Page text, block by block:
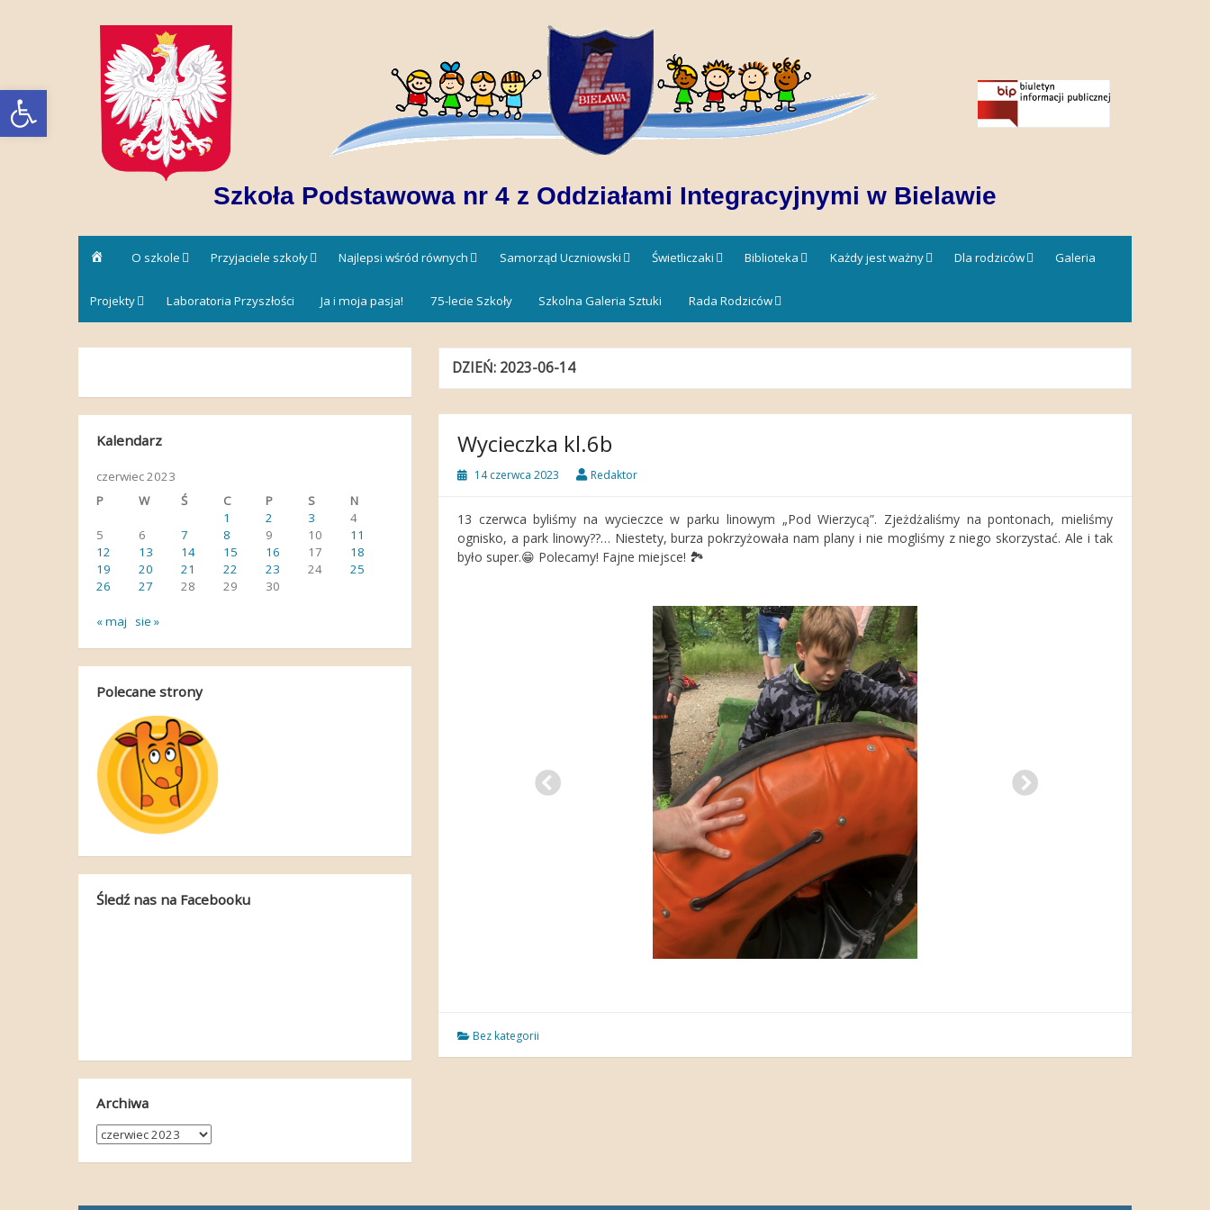
Open toolbar
Szkoła Podstawowa nr 4 z Oddziałami Integracyjnymi w Bielawie
Strona
główna
O szkole Przyjaciele szkoły Najlepsi wśród równych Samorząd Uczniowski Świetliczaki Biblioteka Każdy jest ważny Dla rodziców Galeria
Projekty Laboratoria Przyszłości Ja i moja pasja! 75-lecie Szkoły Szkolna Galeria Sztuki Rada Rodziców
DZIEŃ: 2023-06-14
Wycieczka kl.6b
14 czerwca 2023 Redaktor
13 czerwca byliśmy na wycieczce w parku linowym „Pod Wierzycą”. Zjeżdżaliśmy na pontonach, mieliśmy
ognisko, a park linowy??… Niestety, burza pokrzyżowała nam plany i nie mogliśmy z niego skorzystać. Ale i tak
było super.😁 Polecamy! Fajne miejsce! 🏞
Bez kategorii
Kalendarz
czerwiec 2023
P
W Ś C P S
N
1
2 3
4
5
6 7 8 9 10
11
12
13 14 15 16 17
18
19
20 21 22 23 24
25
26
27 28 29 30
« maj sie »
Polecane strony
Śledź nas na Facebooku
Archiwa
Archiwa